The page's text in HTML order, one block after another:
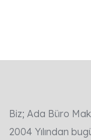
Biz; Ada Büro
2004 Yılından